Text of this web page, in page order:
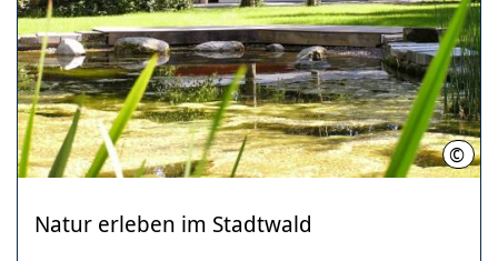
© Ralf
Natur erleben im Stadtwald